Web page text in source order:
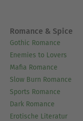
Romance & Spice
Gothic Romance
Enemies to Lovers
Mafia Romance
Slow Burn Romance
Sports Romance
Dark Romance
Erotische Literatur